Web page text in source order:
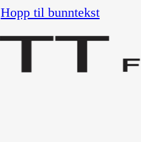
Hopp til bunntekst